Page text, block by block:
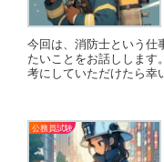
今回は、消防士という仕
たいことをお話しします
考にしていただけたら幸
公務員試験